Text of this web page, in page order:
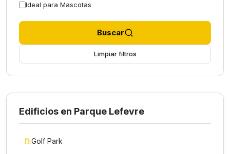
Ideal para Mascotas
Buscar
Limpiar filtros
Edificios en Parque Lefevre
Golf Park